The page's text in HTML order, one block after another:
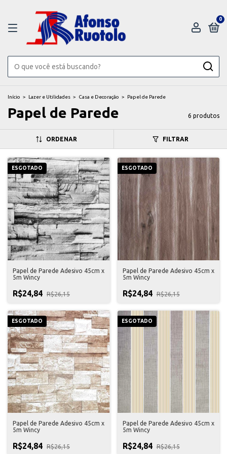
0
Início > Lazer e Utilidades > Casa e Decoração > Papel de Parede
Papel de Parede 6 produtos
ORDENAR FILTRAR
ESGOTADO
Papel de Parede Adesivo 45cm x
5m Wincy
R$24,84 R$26,15
ESGOTADO
Papel de Parede Adesivo 45cm x
5m Wincy
R$24,84 R$26,15
ESGOTADO
Papel de Parede Adesivo 45cm x
5m Wincy
R$24,84 R$26,15
ESGOTADO
Papel de Parede Adesivo 45cm x
5m Wincy
R$24,84 R$26,15